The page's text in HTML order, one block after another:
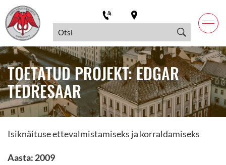
TOETATUD PROJEKT: EDGAR
TEDRESAAR
Isiknäituse ettevalmistamiseks ja korraldamiseks
Aasta: 2009